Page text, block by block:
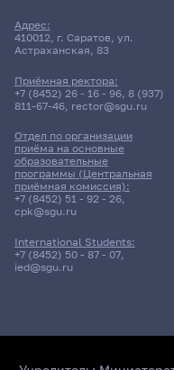
Адрес:
410012, г. Саратов, ул.
Астраханская, 83
Приёмная ректора:
+7 (8452) 26 - 16 - 96, 8 (937)
811-67-46, rector@sgu.ru
Отдел по организации
приёма на основные
образовательные
программы (Центральная
приёмная комиссия):
+7 (8452) 51 - 92 - 26,
cpk@sgu.ru
International Students:
+7 (8452) 50 - 87 - 07,
ied@sgu.ru